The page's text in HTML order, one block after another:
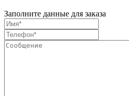
Заполните данные для заказа